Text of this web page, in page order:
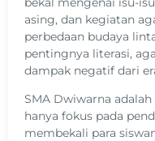
asing, dan kegiatan
perbedaan budaya
pentingnya literasi,
dampak negatif dari
SMA Dwiwarna
hanya fokus pada
membekali para